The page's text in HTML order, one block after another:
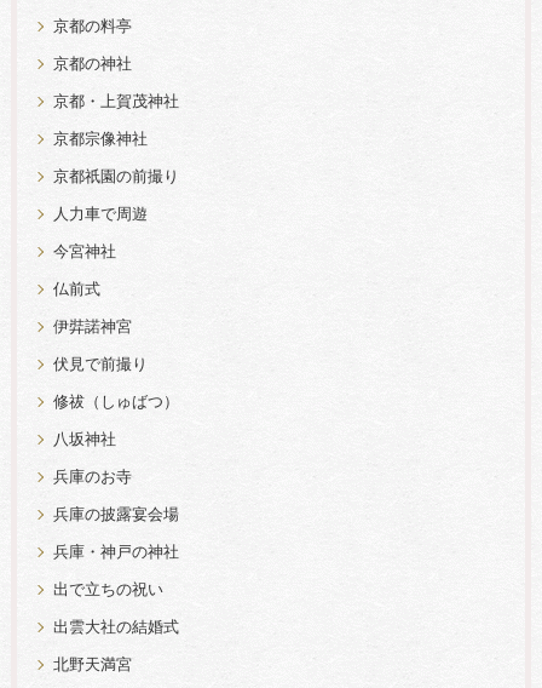
京都の料亭
京都の神社
京都・上賀茂神社
京都宗像神社
京都祇園の前撮り
人力車で周遊
今宮神社
仏前式
伊弉諾神宮
伏見で前撮り
修祓（しゅばつ）
八坂神社
兵庫のお寺
兵庫の披露宴会場
兵庫・神戸の神社
出で立ちの祝い
出雲大社の結婚式
北野天満宮